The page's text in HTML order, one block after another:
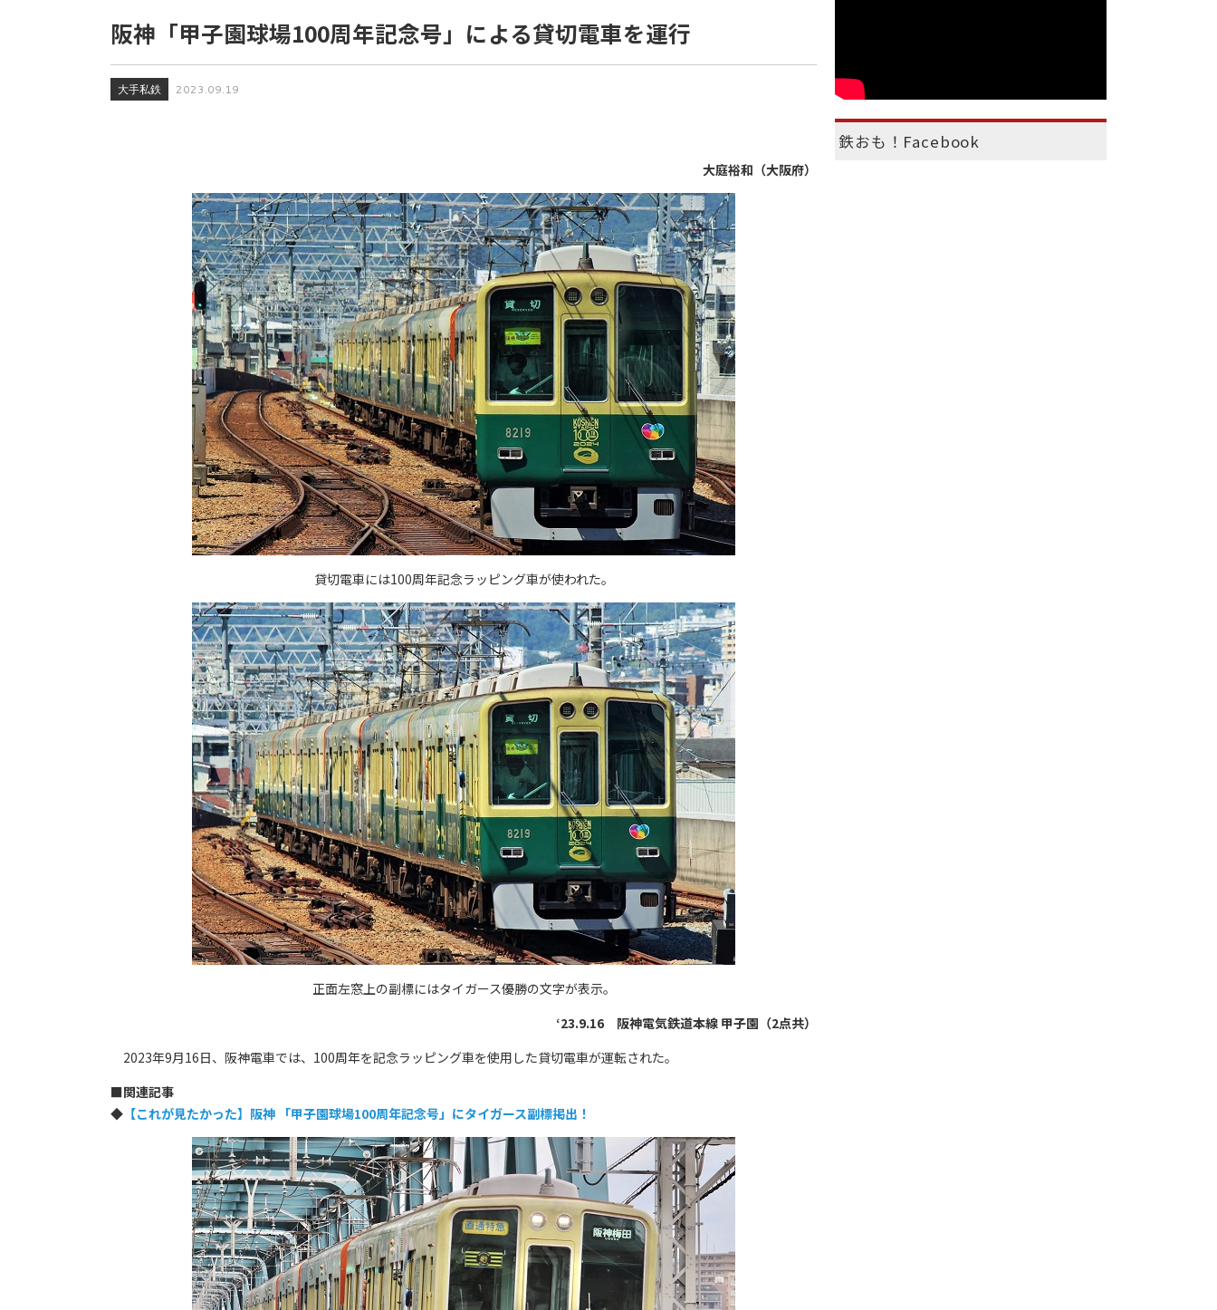
阪神「甲子園球場100周年記念号」による貸切電車を運行
大手私鉄 2023.09.19
大庭裕和（大阪府）
貸切電車には100周年記念ラッピング車が使われた。
正面左窓上の副標にはタイガース優勝の文字が表示。
‘23.9.16 阪神電気鉄道本線 甲子園（2点共）
2023年9月16日、阪神電車では、100周年を記念ラッピング車を使用した貸切電車が運転された。
■関連記事
◆ 【これが見たかった】阪神 「甲子園球場100周年記念号」にタイガース副標掲出！
鉄おも！Facebook